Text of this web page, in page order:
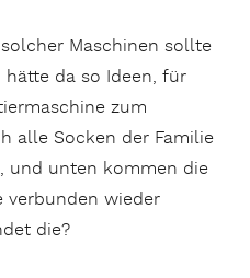
Maschinen sollte
da so Ideen, für
zum
alle Socken der Familie
und unten kommen die
verbunden wieder
die?